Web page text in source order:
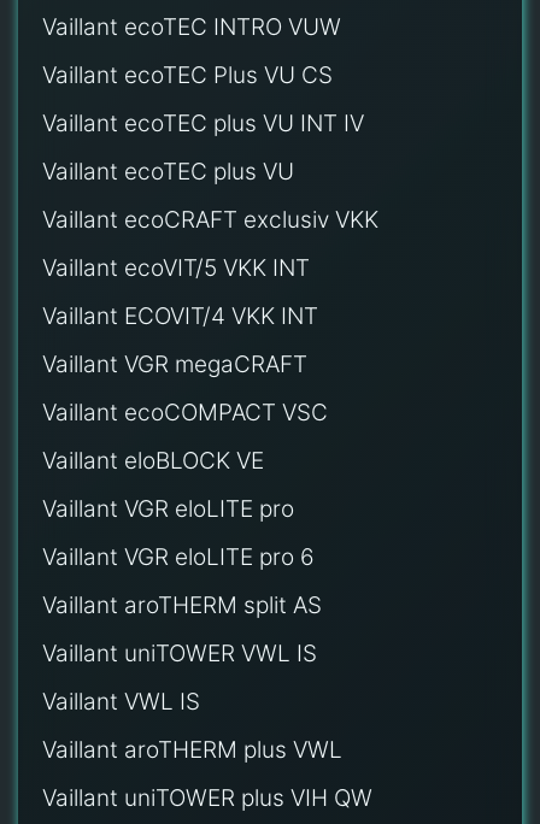
Vaillant ecoTEC INTRO VUW
Vaillant ecoTEC Plus VU CS
Vaillant ecoTEC plus VU INT IV
Vaillant ecoTEC plus VU
Vaillant ecoCRAFT exclusiv VKK
Vaillant ecoVIT/5 VKK INT
Vaillant ECOVIT/4 VKK INT
Vaillant VGR megaCRAFT
Vaillant ecoCOMPACT VSC
Vaillant eloBLOCK VE
Vaillant VGR eloLITE pro
Vaillant VGR eloLITE pro 6
Vaillant aroTHERM split AS
Vaillant uniTOWER VWL IS
Vaillant VWL IS
Vaillant aroTHERM plus VWL
Vaillant uniTOWER plus VIH QW